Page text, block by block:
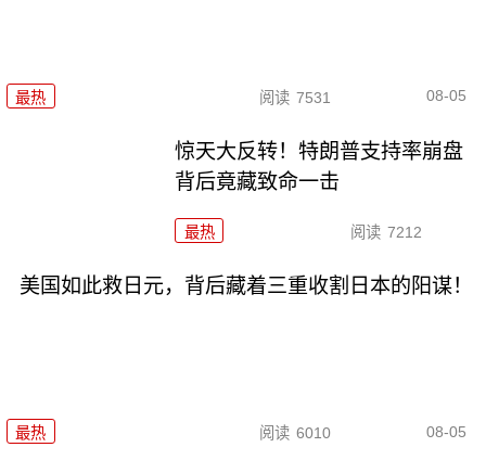
最热 阅读 7531 08-05
惊天大反转！特朗普支持率崩盘
背后竟藏致命一击
最热 阅读 7212
美国如此救日元，背后藏着三重收割日本的阳谋！
最热 阅读 6010 08-05